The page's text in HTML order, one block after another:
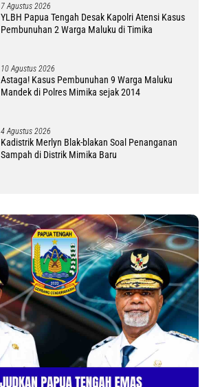
7 Agustus 2026
YLBH Papua Tengah Desak Kapolri Atensi Kasus
Pembunuhan 2 Warga Maluku di Timika
10 Agustus 2026
Astaga! Kasus Pembunuhan 9 Warga Maluku
Mandek di Polres Mimika sejak 2014
4 Agustus 2026
Kadistrik Merlyn Blak-blakan Soal Penanganan
Sampah di Distrik Mimika Baru